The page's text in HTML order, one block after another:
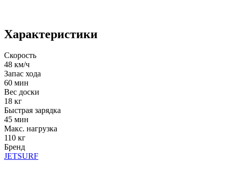
Характеристики
Скорость
48 км/ч
Запас хода
60 мин
Вес доски
18 кг
Быстрая зарядка
45 мин
Макс. нагрузка
110 кг
Бренд
JETSURF